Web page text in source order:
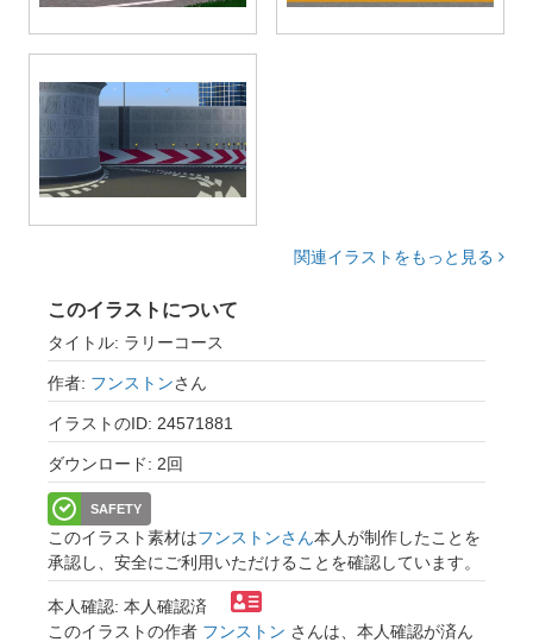
関連イラストをもっと見る
このイラストについて
タイトル: ラリーコース
作者: フンストンさん
イラストのID: 24571881
ダウンロード: 2回
SAFETY
このイラスト素材はフンストンさん本人が制作したことを
承認し、安全にご利用いただけることを確認しています。
本人確認: 本人確認済
このイラストの作者 フンストン さんは、本人確認が済ん